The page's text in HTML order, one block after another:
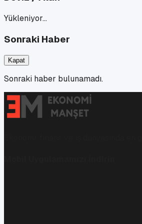
Yükleniyor…
Sonraki Haber
Kapat
Sonraki haber bulunamadı.